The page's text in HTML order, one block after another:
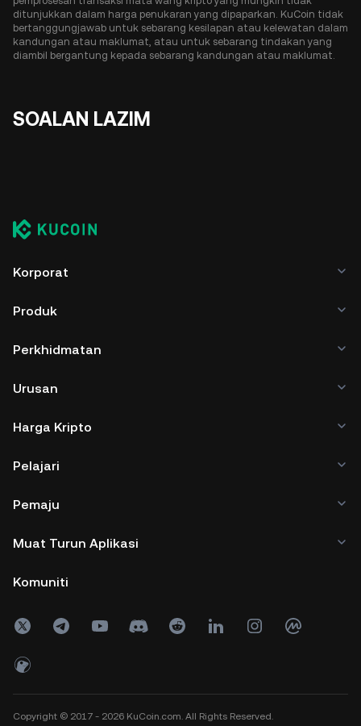
ditunjukkan dalam harga penukaran yang dipaparkan. KuCoin tidak
bertanggungjawab untuk sebarang kesilapan atau kelewatan dalam
kandungan atau maklumat, atau untuk sebarang tindakan yang
diambil bergantung kepada sebarang kandungan atau maklumat.
SOALAN LAZIM
Korporat
Produk
Perkhidmatan
Urusan
Harga Kripto
Pelajari
Pemaju
Muat Turun Aplikasi
Komuniti
Copyright © 2017 - 2026 KuCoin.com. All Rights Reserved.